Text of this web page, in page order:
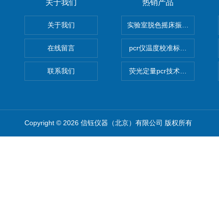
关于我们
关于我们
在线留言
联系我们
热销产品
实验室脱色摇床振荡器
pcr仪温度校准标定设备
荧光定量pcr技术定制化服务
Copyright © 2026 信钰仪器（北京）有限公司 版权所有